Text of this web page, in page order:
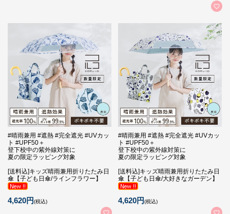
#晴雨兼用 #遮熱 #完全遮光 #UVカッ
ト #UPF50＋
登下校中の紫外線対策に
夏の限定ラッピング対象
[送料込]キッズ晴雨兼用折りたたみ日
傘【子ども日傘/ラインフラワー】
4,620円(税込)
#晴雨兼用 #遮熱 #完全遮光 #UVカッ
ト #UPF50＋
登下校中の紫外線対策に
夏の限定ラッピング対象
[送料込]キッズ晴雨兼用折りたたみ日
傘【子ども日傘/大好きなガーデン】
4,620円(税込)